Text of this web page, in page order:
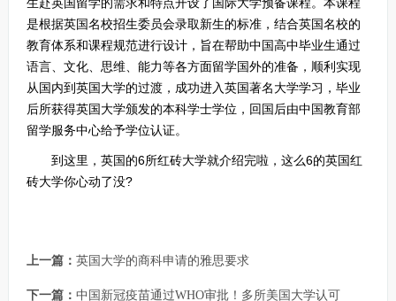
是根据英国名校招生委员会录取新生的标准，结合英国名校的
教育体系和课程规范进行设计，旨在帮助中国高中毕业生通过
语言、文化、思维、能力等各方面留学国外的准备，顺利实现
从国内到英国大学的过渡，成功进入英国著名大学学习，毕业
后所获得英国大学颁发的本科学士学位，回国后由中国教育部
留学服务中心给予学位认证。
到这里，英国的6所红砖大学就介绍完啦，这么6的英国红
砖大学你心动了没?
上一篇： 英国大学的商科申请的雅思要求
下一篇： 中国新冠疫苗通过WHO审批！多所美国大学认可